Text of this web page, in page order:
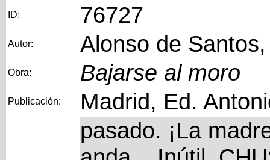
ID: 76727
Autor: Alonso de
Obra: Bajarse al moro
Publicación: Madrid, Ed.
pasado. ¡La